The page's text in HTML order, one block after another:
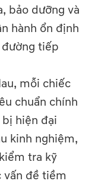
bảo dưỡng và
hành ổn định
tiếp
mỗi chiếc
chuẩn chính
hiện đại
kinh nghiệm,
tra kỹ
vấn đề tiềm